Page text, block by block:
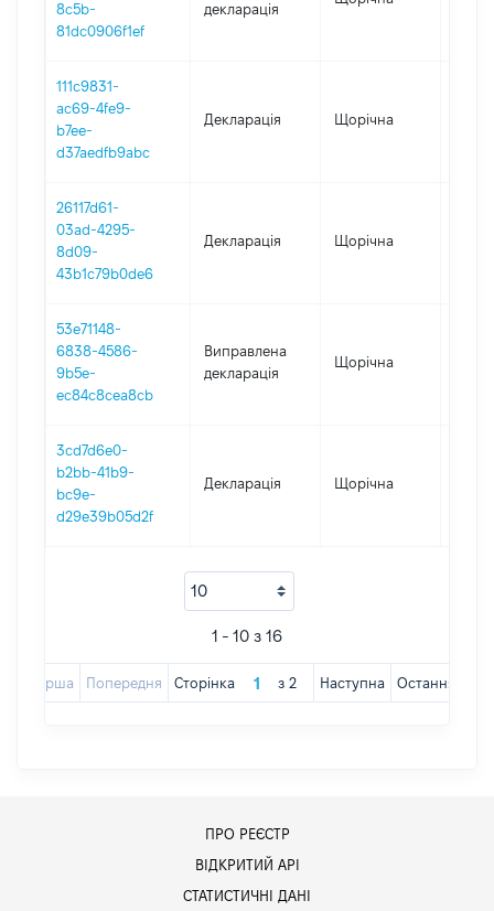
8c5b-
81dc0906f1ef
декларація
111c9831-
ac69-4fe9-
b7ee-
d37aedfb9abc
Декларація Щорічна
26117d61-
03ad-4295-
8d09-
43b1c79b0de6
Декларація Щорічна
53e71148-
6838-4586-
9b5e-
ec84c8cea8cb
Виправлена
декларація
Щорічна
3cd7d6e0-
b2bb-41b9-
bc9e-
d29e39b05d2f
Декларація Щорічна
1 - 10 з 16
Перша Попередня Сторінка з 2 Наступна Остання
ПРО РЕЄСТР
ВІДКРИТИЙ АРІ
СТАТИСТИЧНІ ДАНІ